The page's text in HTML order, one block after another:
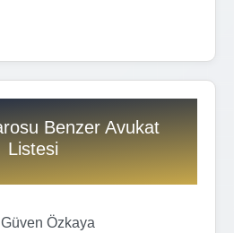
Benzer Avukat
Listesi
Özkaya